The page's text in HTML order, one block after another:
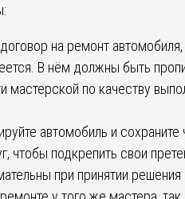
на ремонт
В нём должны быть
мастерской по качеству
автомобиль и сохраните
чтобы подкрепить свои
при принятии решения